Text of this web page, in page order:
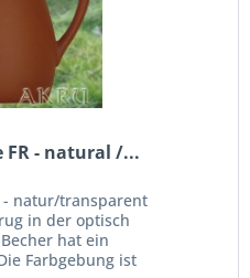
FR - natural /...
- natur/transparent
in der optisch
hat ein
Farbgebung ist